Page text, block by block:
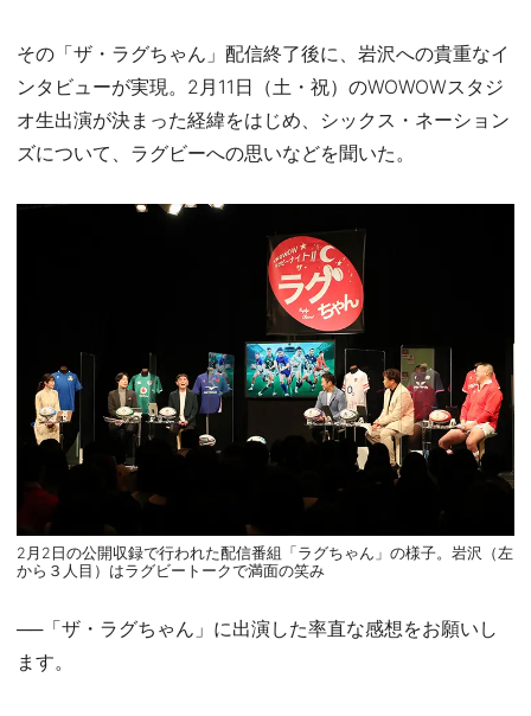
その「ザ・ラグちゃん」配信終了後に、岩沢への貴重なイ
ンタビューが実現。2月11日（土・祝）のWOWOWスタジ
オ生出演が決まった経緯をはじめ、シックス・ネーション
ズについて、ラグビーへの思いなどを聞いた。
2月2日の公開収録で行われた配信番組「ラグちゃん」の様子。岩沢（左
から３人目）はラグビートークで満面の笑み
──「ザ・ラグちゃん」に出演した率直な感想をお願いし
ます。